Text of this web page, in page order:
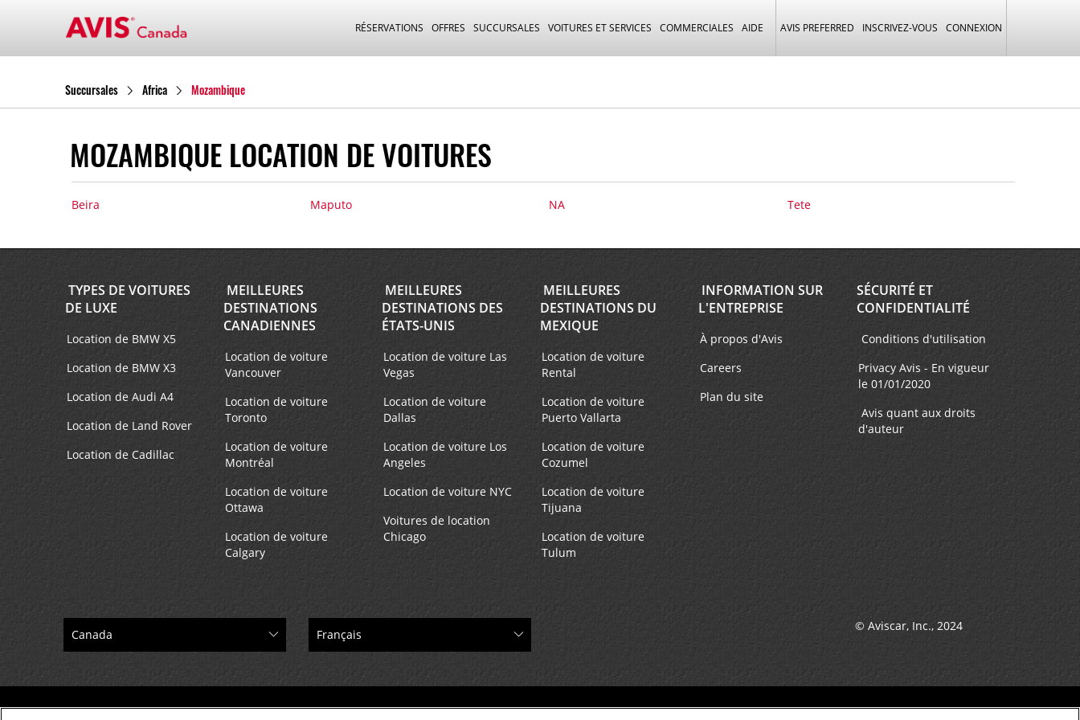
RÉSERVATIONS OFFRES SUCCURSALES VOITURES ET SERVICES COMMERCIALES AIDE AVIS PREFERRED INSCRIVEZ-VOUS CONNEXION
Succursales Africa Mozambique
MOZAMBIQUE LOCATION DE VOITURES
Beira Maputo NA Tete
TYPES DE VOITURES
DE LUXE
Location de BMW X5
Location de BMW X3
Location de Audi A4
Location de Land Rover
Location de Cadillac
MEILLEURES
DESTINATIONS
CANADIENNES
Location de voiture
Vancouver
Location de voiture
Toronto
Location de voiture
Montréal
Location de voiture
Ottawa
Location de voiture
Calgary
MEILLEURES
DESTINATIONS DES
ÉTATS-UNIS
Location de voiture Las
Vegas
Location de voiture
Dallas
Location de voiture Los
Angeles
Location de voiture NYC
Voitures de location
Chicago
MEILLEURES
DESTINATIONS DU
MEXIQUE
Location de voiture
Rental
Location de voiture
Puerto Vallarta
Location de voiture
Cozumel
Location de voiture
Tijuana
Location de voiture
Tulum
INFORMATION SUR
L'ENTREPRISE
À propos d'Avis
Careers
Plan du site
SÉCURITÉ ET
CONFIDENTIALITÉ
Conditions d'utilisation
Privacy Avis - En vigueur
le 01/01/2020
Avis quant aux droits
d'auteur
© Aviscar, Inc., 2024